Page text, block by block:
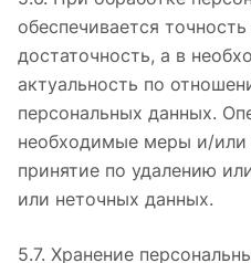
обеспечивается
достаточность, а в
актуальность по
персональных данных.
необходимые меры и/или
принятие по удалению
или неточных данных.
5.7. Хранение